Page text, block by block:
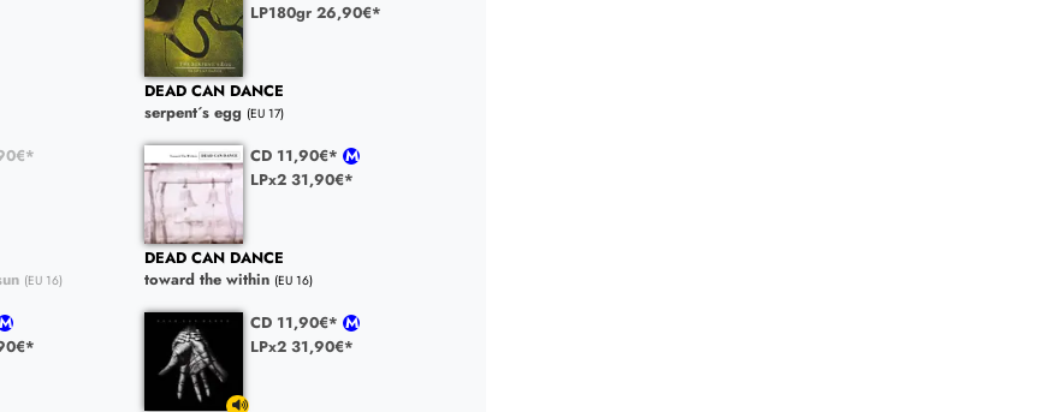
LP180gr 26,90€*
DEAD CAN DANCE
serpent´s egg (EU 17)
(EU 16)
CD 11,90€*
LPx2 31,90€*
DEAD CAN DANCE
toward the within (EU 16)
CD 11,90€*
LPx2 31,90€*